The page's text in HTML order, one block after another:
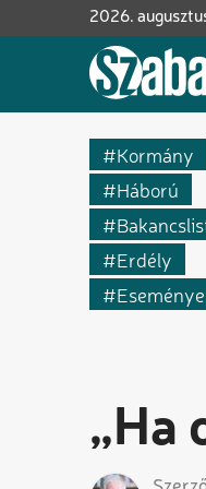
a
2026.
Kormány
Háború
Erdély
„Ha